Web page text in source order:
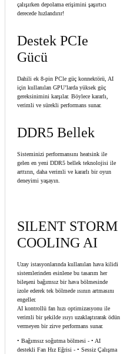
çalışırken depolama erişimini şaşırtıcı
derecede hızlandırır!
Destek PCIe
Gücü
Dahili ek 8-pin PCle güç konnektörü, AI
için kullanılan GPU’larda yüksek güç
gereksinimini karşılar. Böylece kararlı,
verimli ve sürekli performans sunar.
DDR5 Bellek
Sisteminizi performansını heatsink ile
gelen en yeni DDR5 bellek teknolojisi ile
arttırın, daha verimli ve kararlı bir oyun
deneyimi yaşayın.
SILENT STORM
COOLING AI
Uzay istasyonlarında kullanılan hava kilidi
sistemlerinden esinlene bu tasarım her
bileşeni bağımsız bir hava bölmesinde
izole ederek tek bölmede ısının artmasını
engeller.
AI kontrollü fan hızı optimizasyonu ile
verimli bir şekilde ısıyı uzaklaştırarak ödün
vermeyen bir zirve performans sunar.
• Bağımsız soğutma bölmesi - • AI
destekli Fan Hız Eğrisi - • Sessiz Çalışma